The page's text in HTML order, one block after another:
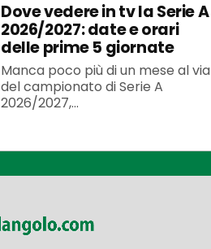
Dove vedere in tv la Serie A
2026/2027: date e orari
delle prime 5 giornate
Manca poco più di un mese al via
del campionato di Serie A
2026/2027,...